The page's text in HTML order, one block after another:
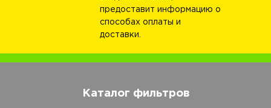
предоставит информацию о
способах оплаты и
доставки.
Каталог фильтров